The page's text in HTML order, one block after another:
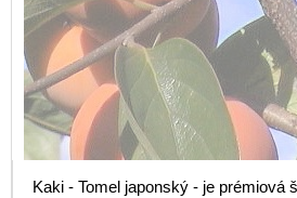
Kaki - Tomel japonský - je prémiová